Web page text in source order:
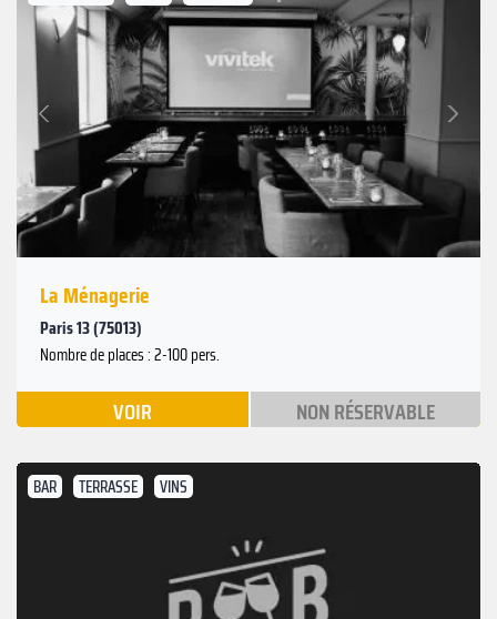
Précédent
Suivant
La Ménagerie
Paris 13 (75013)
Nombre de places : 2-100 pers.
VOIR NON RÉSERVABLE
BAR TERRASSE VINS